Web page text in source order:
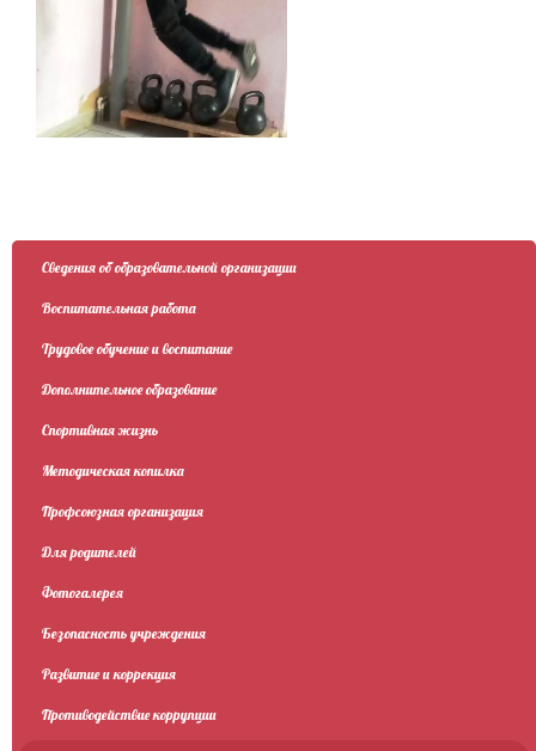
Сведения об образовательной организации
Воспитательная работа
Трудовое обучение и воспитание
Дополнительное образование
Спортивная жизнь
Методическая копилка
Профсоюзная организация
Для родителей
Фотогалерея
Безопасность учреждения
Развитие и коррекция
Противодействие коррупции